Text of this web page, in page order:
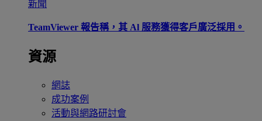
新聞
TeamViewer 報告稱，其 Al 服務獲得客戶廣泛採用。
資源
網誌
成功案例
活動與網路研討會